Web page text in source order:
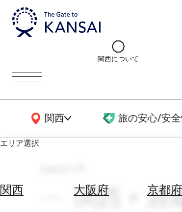
関西について
関西
関西広域MAP 旅の安心/安
エリア選択
関西 大阪府 京都府
関西 × 酒